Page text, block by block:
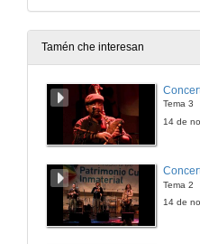
Tamén che interesan
Tema 3
14 de
Tema 2
14 de